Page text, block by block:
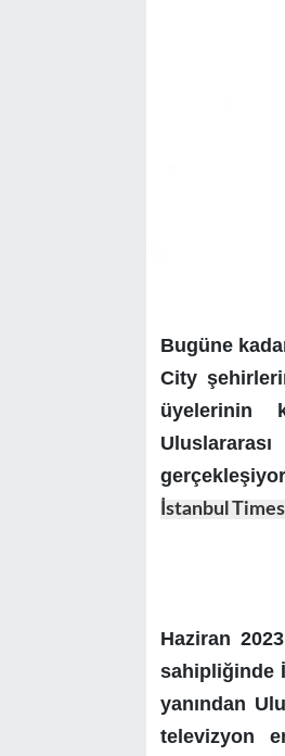
Bugüne
City
üyelerinin
İstanbul
Haziran
sahipliğinde
yanından
televizyon